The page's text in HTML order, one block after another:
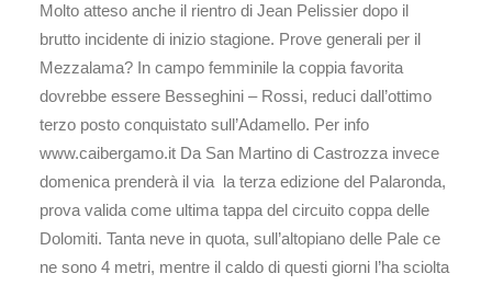
Molto atteso anche il rientro di Jean Pelissier dopo il
brutto incidente di inizio stagione. Prove generali per il
Mezzalama? In campo femminile la coppia favorita
dovrebbe essere Besseghini – Rossi, reduci dall’ottimo
terzo posto conquistato sull’Adamello. Per info
www.caibergamo.it Da San Martino di Castrozza invece
domenica prenderà il via la terza edizione del Palaronda,
prova valida come ultima tappa del circuito coppa delle
Dolomiti. Tanta neve in quota, sull’altopiano delle Pale ce
ne sono 4 metri, mentre il caldo di questi giorni l’ha sciolta